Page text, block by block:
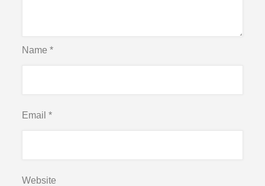
Name*
Email*
Website